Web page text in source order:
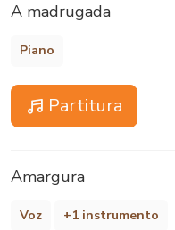
A madrugada
Piano
Partitura
Amargura
Voz +1 instrumento